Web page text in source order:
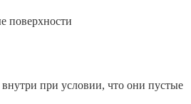
поверхности
при условии, что они пустые